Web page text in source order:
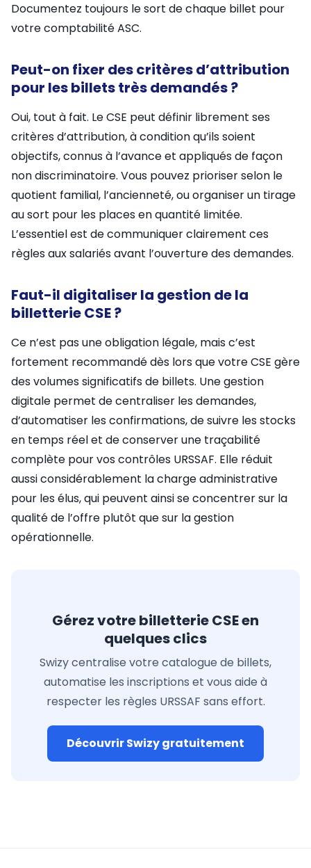
Documentez toujours le sort de chaque billet pour
votre comptabilité ASC.
Peut-on fixer des critères d’attribution
pour les billets très demandés ?
Oui, tout à fait. Le CSE peut définir librement ses
critères d’attribution, à condition qu’ils soient
objectifs, connus à l’avance et appliqués de façon
non discriminatoire. Vous pouvez prioriser selon le
quotient familial, l’ancienneté, ou organiser un tirage
au sort pour les places en quantité limitée.
L’essentiel est de communiquer clairement ces
règles aux salariés avant l’ouverture des demandes.
Faut-il digitaliser la gestion de la
billetterie CSE ?
Ce n’est pas une obligation légale, mais c’est
fortement recommandé dès lors que votre CSE gère
des volumes significatifs de billets. Une gestion
digitale permet de centraliser les demandes,
d’automatiser les confirmations, de suivre les stocks
en temps réel et de conserver une traçabilité
complète pour vos contrôles URSSAF. Elle réduit
aussi considérablement la charge administrative
pour les élus, qui peuvent ainsi se concentrer sur la
qualité de l’offre plutôt que sur la gestion
opérationnelle.
Gérez votre billetterie CSE en
quelques clics
Swizy centralise votre catalogue de billets,
automatise les inscriptions et vous aide à
respecter les règles URSSAF sans effort.
Découvrir Swizy gratuitement